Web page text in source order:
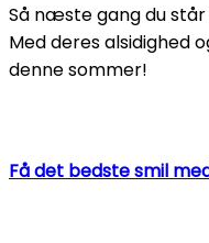
Så næste gang du
Med deres alsidighed
denne sommer!
Få det bedste smil